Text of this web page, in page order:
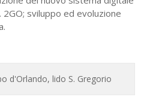
sviluppo ed evoluzione
d'Orlando, lido S. Gregorio